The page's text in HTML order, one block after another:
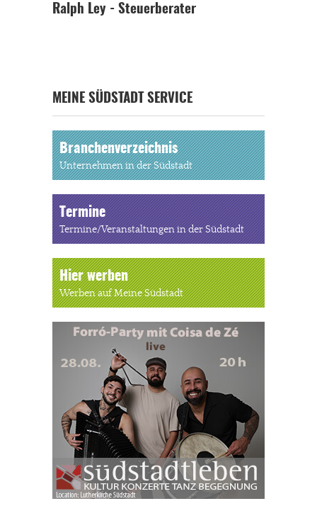
Ralph Ley - Steuerberater
MEINE SÜDSTADT SERVICE
Branchenverzeichnis
Unternehmen in der Südstadt
Termine
Termine/Veranstaltungen in der Südstadt
Hier werben
Werben auf Meine Südstadt